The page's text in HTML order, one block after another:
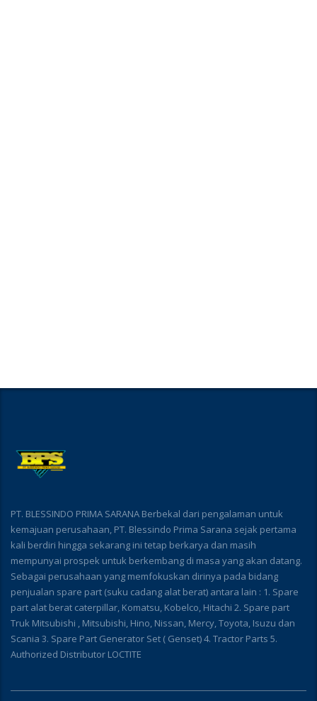
PT. BLESSINDO PRIMA SARANA Berbekal dari pengalaman untuk
kemajuan perusahaan, PT. Blessindo Prima Sarana sejak pertama
kali berdiri hingga sekarang ini tetap berkarya dan masih
mempunyai prospek untuk berkembang di masa yang akan datang.
Sebagai perusahaan yang memfokuskan dirinya pada bidang
penjualan spare part (suku cadang alat berat) antara lain : 1. Spare
part alat berat caterpillar, Komatsu, Kobelco, Hitachi 2. Spare part
Truk Mitsubishi , Mitsubishi, Hino, Nissan, Mercy, Toyota, Isuzu dan
Scania 3. Spare Part Generator Set ( Genset) 4. Tractor Parts 5.
Authorized Distributor LOCTITE